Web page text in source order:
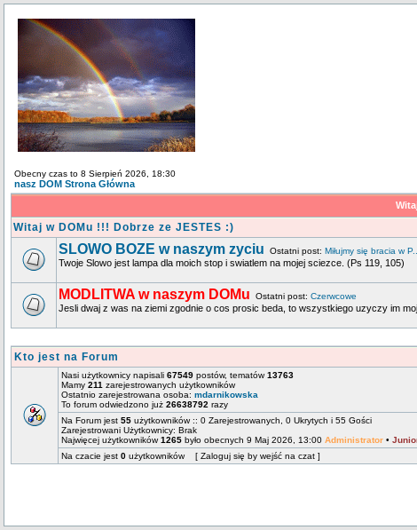
Obecny czas to 8 Sierpień 2026, 18:30
nasz DOM Strona Główna
Witaj w DOMu !!! Dobrze ze JESTES :)
SLOWO BOZE w naszym zyciu Ostatni post: Miłujmy się bracia w P...
Twoje Slowo jest lampa dla moich stop i swiatlem na mojej sciezce. (Ps 119, 105)
MODLITWA w naszym DOMu Ostatni post: Czerwcowe
Jesli dwaj z was na ziemi zgodnie o cos prosic beda, to wszystkiego uzyczy im
Kto jest na Forum
Nasi użytkownicy napisali 67549 postów, tematów13763
Mamy 211 zarejestrowanych użytkowników
Ostatnio zarejestrowana osoba: mdarnikowska
To forum odwiedzono już 26638792 razy
Na Forum jest 55 użytkowników :: 0 Zarejestrowanych, 0 Ukrytych i 55 Gości
Zarejestrowani Użytkownicy: Brak
Najwięcej użytkowników1265 było obecnych 9 Maj 2026, 13:00 Administrator •
Na czacie jest 0 użytkowników [ Zaloguj się by wejść na czat ]